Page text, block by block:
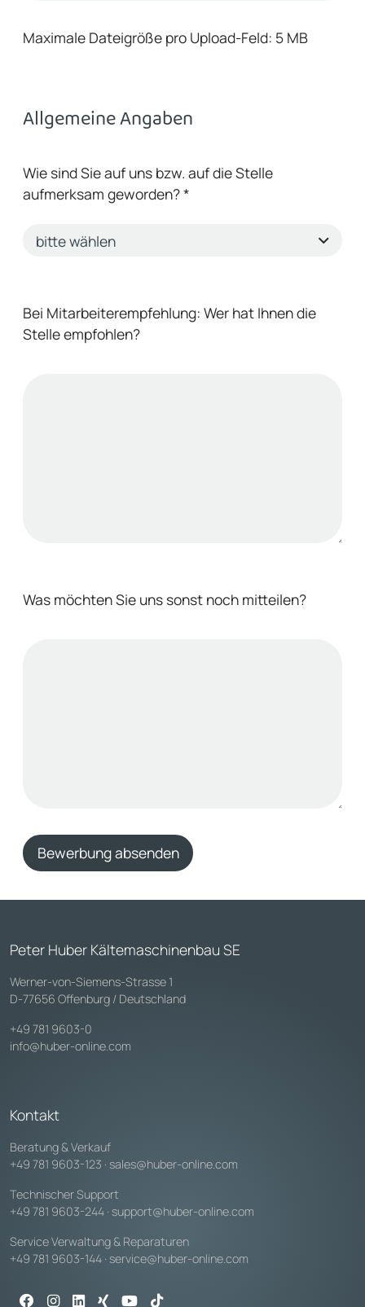
Maximale Dateigröße pro Upload-Feld: 5 MB
Allgemeine Angaben
Wie sind Sie auf uns bzw. auf die Stelle
aufmerksam geworden?*
Bei Mitarbeiterempfehlung: Wer hat Ihnen die
Stelle empfohlen?
Was möchten Sie uns sonst noch mitteilen?
Bewerbung absenden
Peter Huber Kältemaschinenbau SE
Werner-von-Siemens-Strasse 1
D-77656 Offenburg / Deutschland
+49 781 9603-0
info@huber-online.com
Kontakt
Beratung & Verkauf
+49 781 9603-123 · sales@huber-online.com
Technischer Support
+49 781 9603-244 · support@huber-online.com
Service Verwaltung & Reparaturen
+49 781 9603-144 · service@huber-online.com